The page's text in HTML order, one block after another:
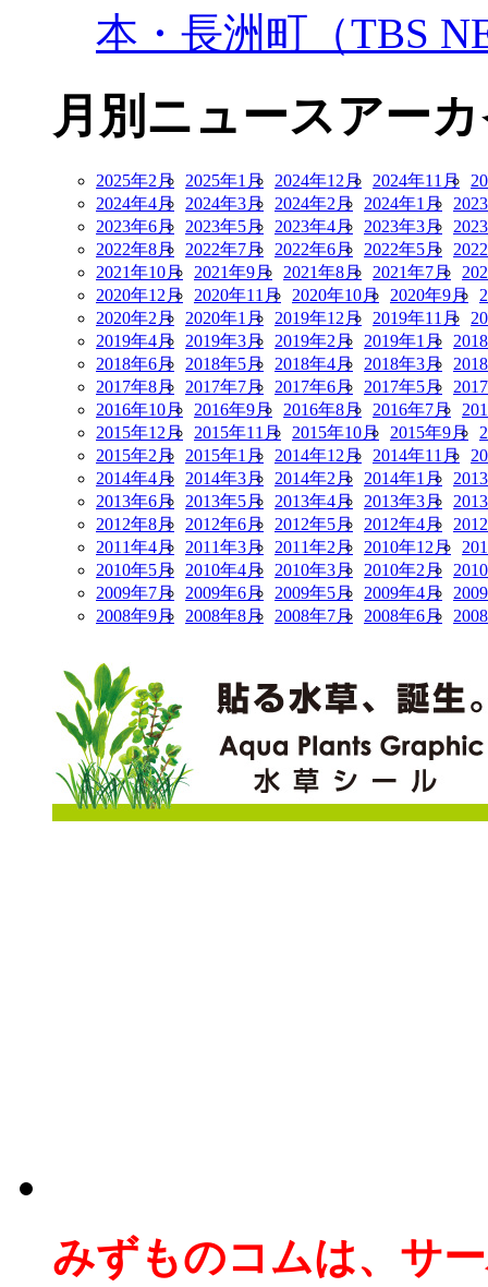
本・長洲町（TBS
月別ニュースアー
2025年2月 2025年1月 2024年12月 2024年11月
2024年4月
2024年3月 2024年2月 2024年1月
2023年6月
2023年5月 2023年4月 2023年3月
2022年8月
2022年7月 2022年6月 2022年5月
2021年10月
2021年9月 2021年8月 2021年7月
2020年12月
2020年11月 2020年10月 2020年9月
2020年2月
2020年1月 2019年12月 2019年11月
2019年4月
2019年3月 2019年2月 2019年1月
2018年6月
2018年5月 2018年4月 2018年3月
2017年8月
2017年7月 2017年6月 2017年5月
2016年10月
2016年9月 2016年8月 2016年7月
2015年12月
2015年11月 2015年10月 2015年9月
2015年2月
2015年1月 2014年12月 2014年11月
2014年4月
2014年3月 2014年2月 2014年1月
2013年6月
2013年5月 2013年4月 2013年3月
2012年8月
2012年6月 2012年5月 2012年4月
2011年4月
2011年3月 2011年2月 2010年12月
2010年5月
2010年4月 2010年3月 2010年2月
2009年7月
2009年6月 2009年5月 2009年4月
2008年9月
2008年8月 2008年7月 2008年6月
みずものコムは、サ